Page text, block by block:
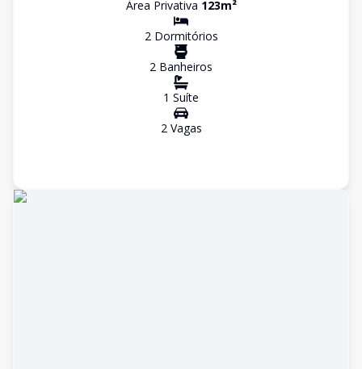
Área Privativa 123m²
2Dormitórios
2 Banheiros
1 Suíte
2Vagas